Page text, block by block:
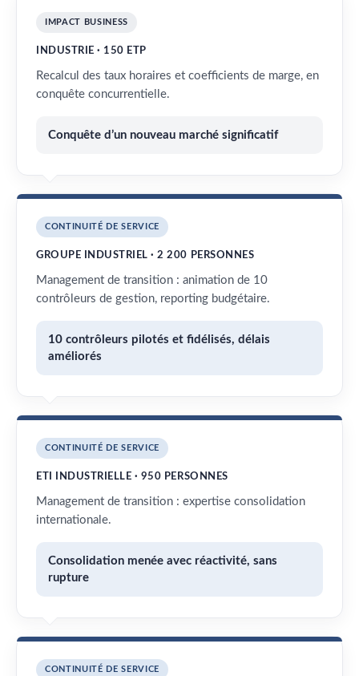
IMPACT BUSINESS
INDUSTRIE · 150 ETP
Recalcul des taux horaires et coefficients de marge, en
conquête concurrentielle.
Conquête d’un nouveau marché significatif
CONTINUITÉ DE SERVICE
GROUPE INDUSTRIEL · 2 200 PERSONNES
Management de transition : animation de 10
contrôleurs de gestion, reporting budgétaire.
10 contrôleurs pilotés et fidélisés, délais
améliorés
CONTINUITÉ DE SERVICE
ETI INDUSTRIELLE · 950 PERSONNES
Management de transition : expertise consolidation
internationale.
Consolidation menée avec réactivité, sans
rupture
CONTINUITÉ DE SERVICE